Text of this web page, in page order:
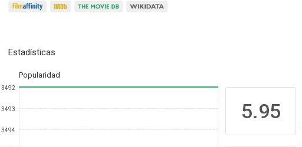
Estadísticas
Popularidad
3492
3493
3494
5.95